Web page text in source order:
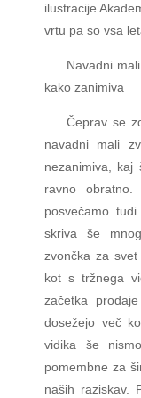
ilustracije
vrtu pa so vsa
Navadni
kako zanimiva
Čeprav se
navadni mali
nezanimiva,
ravno
posvečamo
skriva še
zvončka za
kot s tržnega
začetka
dosežejo več
vidika še
pomembne za
naših raziskav.